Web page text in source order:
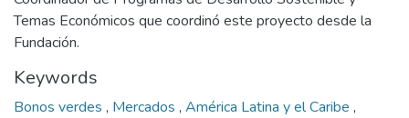
Temas Económicos que coordinó este proyecto desde la
Fundación.
Keywords
Bonos verdes , Mercados , América Latina y el Caribe ,